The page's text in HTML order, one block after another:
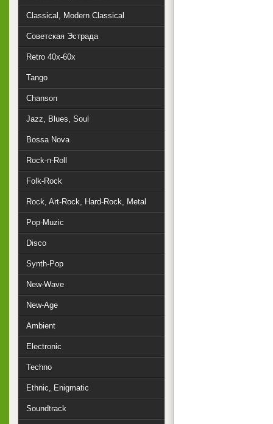
Classical, Modern Classical
Советская Эстрада
Retro 40x-60x
Tango
Chanson
Jazz, Blues, Soul
Bossa Nova
Rock-n-Roll
Folk-Rock
Rock, Art-Rock, Hard-Rock, Metal
Pop-Muzic
Disco
Synth-Pop
New-Wave
New-Age
Ambient
Electronic
Techno
Ethnic, Enigmatic
Soundtrack